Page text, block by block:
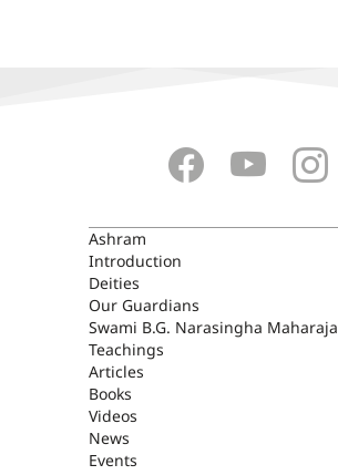
ASHRAM
Ashram
Introduction
Deities
Our Guardians
Swami B.G. Narasingha Maharaja
Teachings
Articles
Books
Videos
News
Events